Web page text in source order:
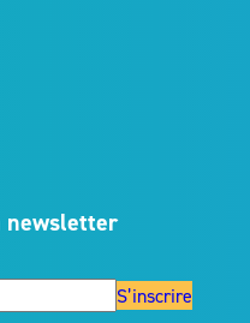
newsletter
S’inscrire